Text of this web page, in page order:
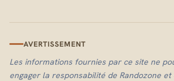
AVERTISSEMENT
Les informations fournies par ce site ne
engager la responsabilité de Randozone